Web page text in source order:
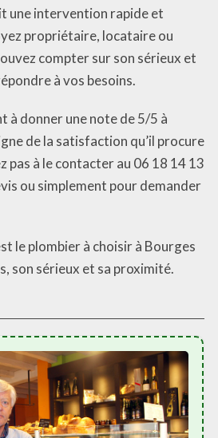
une intervention rapide et
propriétaire, locataire ou
compter sur son sérieux et
à vos besoins.
à donner une note de 5/5 à
de la satisfaction qu’il procure
pas à le contacter au 06 18 14 13
ou simplement pour demander
le plombier à choisir à Bourges
son sérieux et sa proximité.